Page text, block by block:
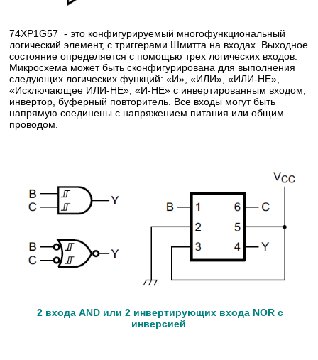
74XP1G57 - это конфигурируемый многофункциональный
логический элемент, с триггерами Шмитта на входах. Выходное
состояние определяется с помощью трех логических входов.
Микросхема может быть сконфигурирована для выполнения
следующих логических функций: «И», «ИЛИ», «ИЛИ-НЕ»,
«Исключающее ИЛИ-НЕ», «И-НЕ» с инвертированным входом,
инвертор, буферный повторитель. Все входы могут быть
напрямую соединены с напряжением питания или общим
проводом.
2 входа AND или 2 инвертирующих входа NOR с
инверсией